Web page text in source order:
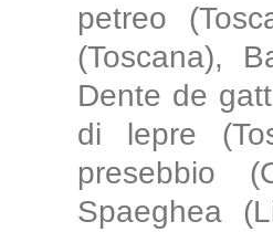
petreo
(Toscana),
Dente de
di lepre
presebbio
Spaeghea